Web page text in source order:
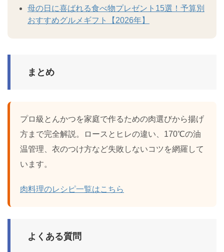
母の日に喜ばれる食べ物プレゼント15選！予算別
おすすめグルメギフト【2026年】
まとめ
プロ級とんかつを家庭で作るための肉選びから揚げ
方まで完全解説。ロースとヒレの違い、170℃の油
温管理、衣のつけ方など失敗しないコツを網羅して
います。
肉料理のレシピ一覧はこちら
よくある質問